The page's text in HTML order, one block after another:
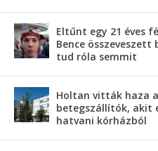
Eltűnt egy 21 éves
Bence
tud róla semmit
Holtan vitták haza
betegszállítók, akit
hatvani kórházból